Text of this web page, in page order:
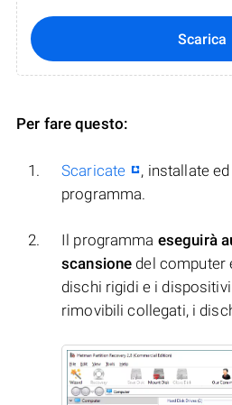
Scarica
Per fare questo:
Scaricate
, installate
programma.
Il programma eseguirà
scansione del computer
dischi rigidi e i
rimovibili collegati, i